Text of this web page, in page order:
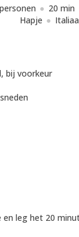
20 min
Hapje
bij voorkeur
en leg het 20